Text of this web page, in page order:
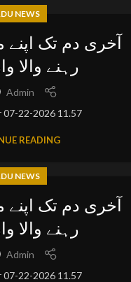
NEWS
آخری دم تک اپنے
رہنے والا
Admin
07-22-2026 11.57
READING
NEWS
آخری دم تک اپنے
رہنے والا
Admin
07-22-2026 11.57